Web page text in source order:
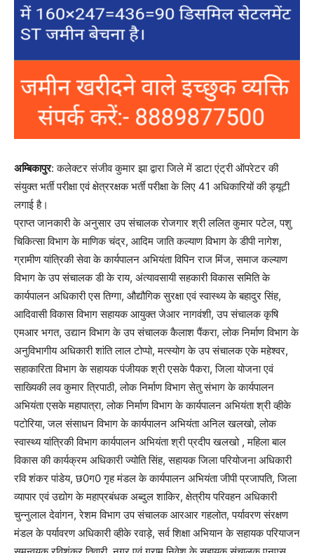
अम्बिकापुर: कलेक्टर संजीव कुमार झा द्वारा जिले में डाटा एंट्री ऑपरेटर की
संयुक्त भर्ती परीक्षा एवं क्षेत्ररक्षक भर्ती परीक्षा के लिए 41 अधिकारियों की ड्यूटी
लगाई है।
प्राप्त जानकारी के अनुसार उप संचालक रोजगार श्री ललित कुमार पटेल, पशु
चिकित्सा विभाग के माणिक चंद्र, आदिम जाति कल्याण विभाग के डीपी नागेश,
ग्रामीण यांत्रिकी सेवा के कार्यपालन अभियंता विपिन राज मिंज, समाज कल्याण
विभाग के उप संचालक डी के राय, अंत्यावसायी सहकारी विकास समिति के
कार्यपालन अधिकारी एस तिग्गा, औद्यौगिक सुरक्षा एवं स्वास्थ्य के बहादुर सिंह,
आदिवासी विकास विभाग सहायक आयुक्त जेआर नागवंशी, उप संचालक कृषि
एमआर भगत, उद्यान विभाग के उप संचालक कैलाश पैंकरा, लोक निर्माण विभाग के
अनुविभागीय अधिकारी शांति लाल टोप्पो, मत्स्योग के उप संचालक एके महेश्वर,
सहाकारिता विभाग के सहायक पंजीयक श्री एसके पैकरा, जिला योजना एवं
साख्यिकी लव कुमार त्रिपाठी, लोक निर्माण विभाग सेतु संभाग के कार्यपालन
अभियंता एसके महापात्रा, लोक निर्माण विभाग के कार्यपालन अभियंता श्री व्हीके
पटोरिया, जल संसाधन विभाग के कार्यपालन अभियंता अनिल खलखो, लोक
स्वास्थ्य यांत्रिकी विभाग कार्यपालन अभियंता श्री प्रदीप खलखो , महिला बाल
विकास की कार्यक्रम अधिकारी ज्योति सिंह, सहायक जिला परियोजना अधिकारी
रवि शंकर पांडेय, छ0ग0 गृह मंडल के कार्यपालन अभियंता जीपी प्रजापति, जिला
व्यापार एवं उद्योग के महाप्रबंधक अब्दुल शाकिर, क्षेत्रीय परिवहन अधिकारी
चुन्नुलाल देवांगन, रेशम विभाग उप संचालक आरआर गहलोत, पर्यावरण संरक्षण
मंडल के पर्यावरण अधिकारी व्हीके रवाड़े, सर्व शिक्षा अभियान के सहायक परियाजन